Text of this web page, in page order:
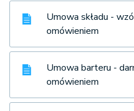
Umowa składu -
omówieniem
Umowa barteru -
omówieniem